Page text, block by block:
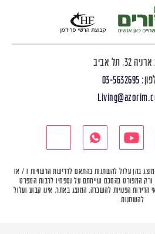
32, תל אביב
03-5632695
בהן עלול להשתנות בהתאם לדרישת הרשויות ו / או
המפורט בהסכם שייחתם על נספחיו לרבות המפרט
הדירות הפנויות להשכרה, המוצג באתר, אינו קבוע ועלול
להשתנות.